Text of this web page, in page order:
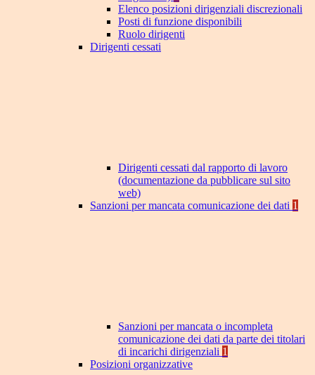
Elenco posizioni dirigenziali discrezionali
Posti di funzione disponibili
Ruolo dirigenti
Dirigenti cessati
Dirigenti cessati dal rapporto di lavoro
(documentazione da pubblicare sul sito
web)
Sanzioni per mancata comunicazione dei dati 1
Sanzioni per mancata o incompleta
comunicazione dei dati da parte dei titolari
di incarichi dirigenziali 1
Posizioni organizzative